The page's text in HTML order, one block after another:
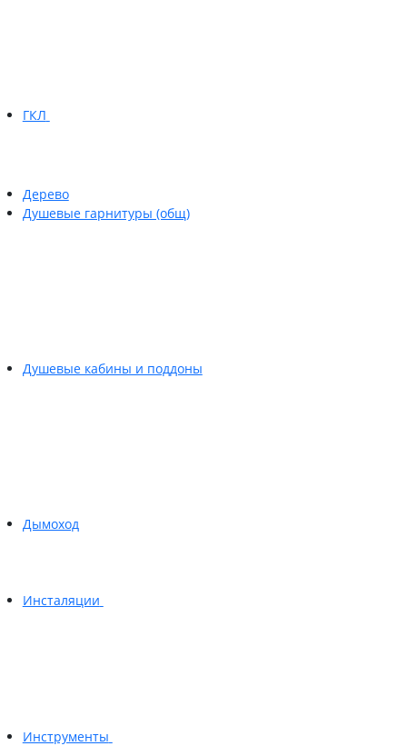
ГКЛ
Дерево
Душевые гарнитуры (общ)
Душевые кабины и поддоны
Дымоход
Инсталяции
Инструменты